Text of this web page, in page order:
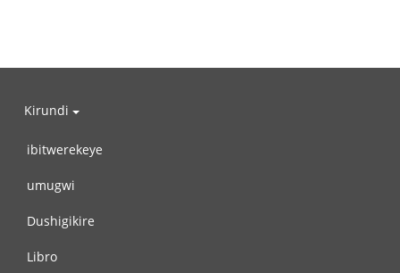
Kirundi
ibitwerekeye
umugwi
Dushigikire
Libro